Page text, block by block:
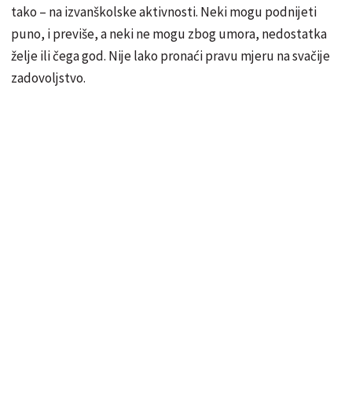
tako – na izvanškolske aktivnosti. Neki mogu podnijeti
puno, i previše, a neki ne mogu zbog umora, nedostatka
želje ili čega god. Nije lako pronaći pravu mjeru na svačije
zadovoljstvo.